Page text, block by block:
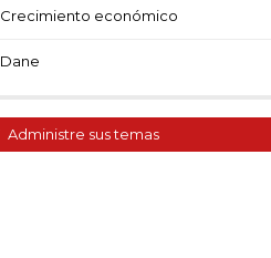
Crecimiento económico
Dane
Administre sus temas